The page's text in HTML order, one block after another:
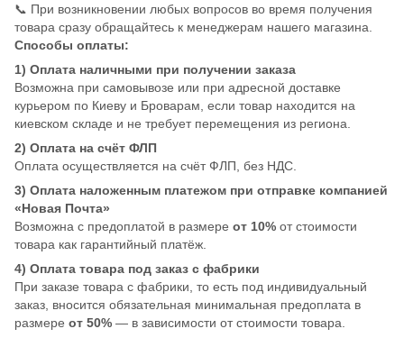
📞 При возникновении любых вопросов во время получения
товара сразу обращайтесь к менеджерам нашего магазина.
Способы оплаты:
1) Оплата наличными при получении заказа
Возможна при самовывозе или при адресной доставке
курьером по Киеву и Броварам, если товар находится на
киевском складе и не требует перемещения из региона.
2) Оплата на счёт ФЛП
Оплата осуществляется на счёт ФЛП, без НДС.
3) Оплата наложенным платежом при отправке компанией
«Новая Почта»
Возможна с предоплатой в размере от 10% от стоимости
товара как гарантийный платёж.
4) Оплата товара под заказ с фабрики
При заказе товара с фабрики, то есть под индивидуальный
заказ, вносится обязательная минимальная предоплата в
размере от 50% — в зависимости от стоимости товара.